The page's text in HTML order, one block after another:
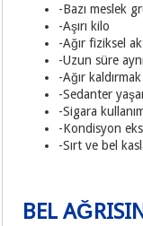
-Bazı meslek
-Aşırı kilo
-Ağır fiziksel
-Uzun süre
-Ağır
-Sedanter
-Sigara
-Kondisyon
-Sırt ve bel
BEL